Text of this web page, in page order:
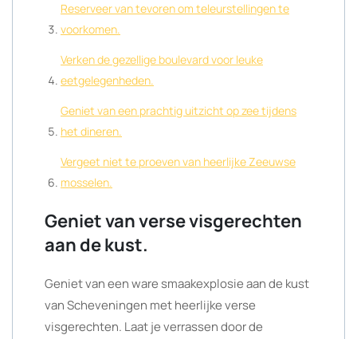
Reserveer van tevoren om teleurstellingen te
voorkomen.
Verken de gezellige boulevard voor leuke
eetgelegenheden.
Geniet van een prachtig uitzicht op zee tijdens
het dineren.
Vergeet niet te proeven van heerlijke Zeeuwse
mosselen.
Geniet van verse visgerechten
aan de kust.
Geniet van een ware smaakexplosie aan de kust
van Scheveningen met heerlijke verse
visgerechten. Laat je verrassen door de